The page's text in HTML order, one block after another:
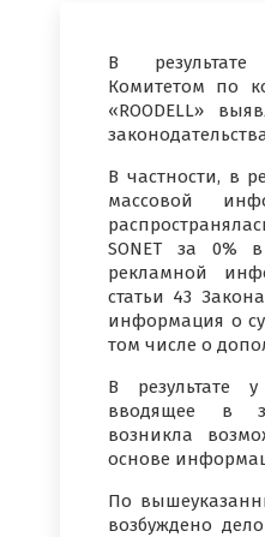
В результате
Комитетом по
«ROODELL»
В частности, в
массовой
SONET за 0%
рекламной
статьи 43
информация о
том числе о
В результате
вводящее в
возникла
основе
По
возбуждено